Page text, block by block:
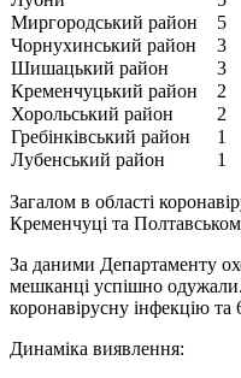
Миргородський район
5
Чорнухинський район
3
Шишацький район
3
Кременчуцький район
2
Хорольський район
2
Гребінківський район
1
Лубенський район
1
Загалом в області
Кременчуці та
За даними Департаменту
мешканці успішно
коронавірусну інфекцію
Динаміка виявлення: